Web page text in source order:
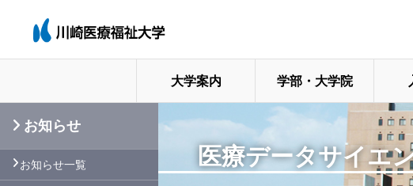
大学案内 学部・大学院
医療データサイエ
お知らせ
お知らせ一覧